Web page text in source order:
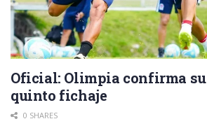
Oficial: Olimpia confirma su
quinto fichaje
0 SHARES